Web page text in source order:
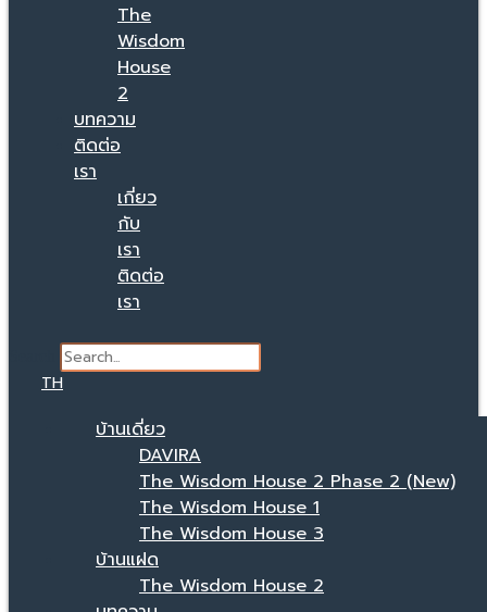
The
Wisdom
House
2
บทความ
ติดต่อ
เรา
เกี่ยว
กับ
เรา
ติดต่อ
เรา
TH
บ้านเดี่ยว
DAVIRA
The Wisdom House 2 Phase 2 (New)
The Wisdom House 1
The Wisdom House 3
บ้านแฝด
The Wisdom House 2